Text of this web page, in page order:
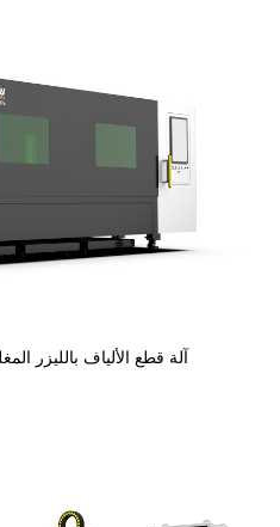
آلة قطع الألياف بالليزر